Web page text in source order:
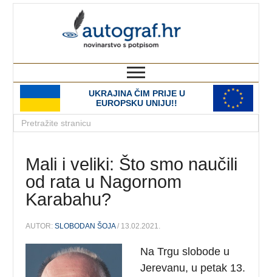
UKRAJINA ČIM PRIJE U
EUROPSKU UNIJU!!
Mali i veliki: Što smo naučili
od rata u Nagornom
Karabahu?
AUTOR:SLOBODAN ŠOJA/ 13.02.2021.
Na Trgu slobode u
Jerevanu, u petak 13.